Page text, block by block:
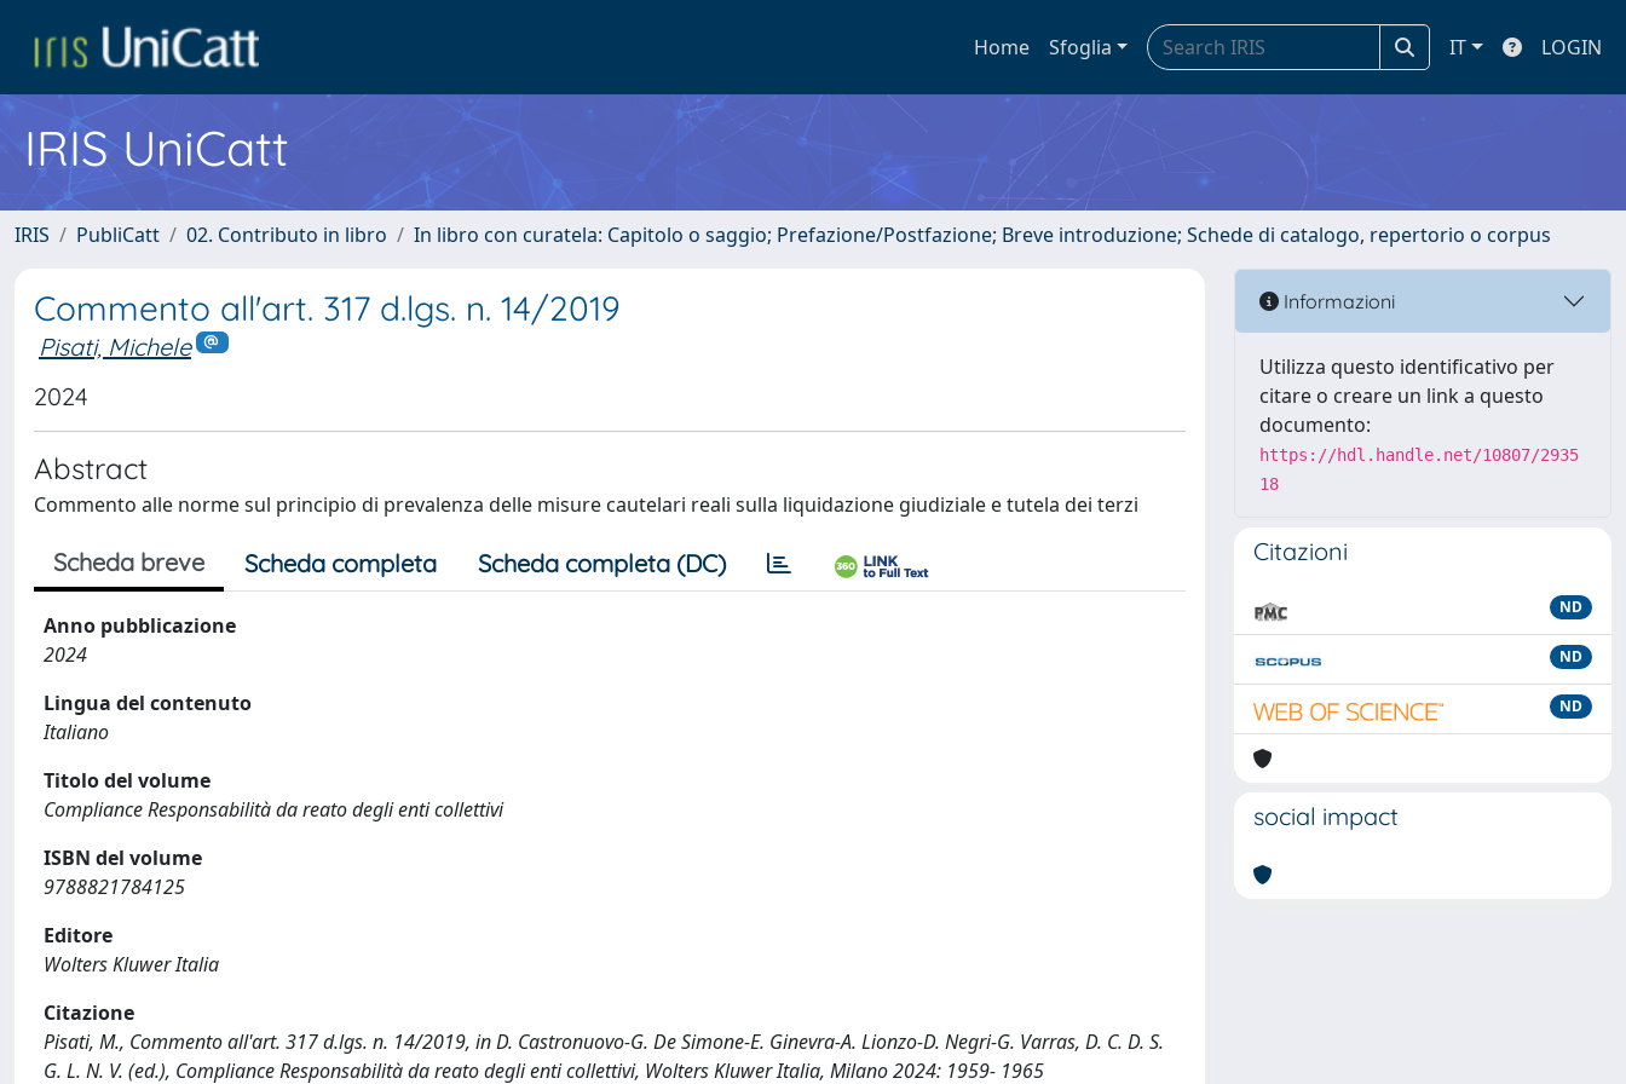
Home Sfoglia IT LOGIN
IRIS UniCatt
IRIS PubliCatt 02. Contributo in libro In libro con curatela: Capitolo o saggio; Prefazione/Postfazione; Breve introduzione; Schede di catalogo, repertorio o corpus
Commento all'art. 317 d.lgs. n. 14/2019
Pisati, Michele
2024
Abstract
Commento alle norme sul principio di prevalenza delle misure cautelari reali sulla liquidazione giudiziale e tutela dei terzi
Scheda breve Scheda completa Scheda completa (DC)
Anno pubblicazione
2024
Lingua del contenuto
Italiano
Titolo del volume
Compliance Responsabilità da reato degli enti collettivi
ISBN del volume
9788821784125
Editore
Wolters Kluwer Italia
Citazione
Pisati, M., Commento all'art. 317 d.lgs. n. 14/2019, in D. Castronuovo-G. De Simone-E. Ginevra-A. Lionzo-D. Negri-G. Varras, D. C. D. S.
G. L. N. V. (ed.), Compliance Responsabilità da reato degli enti collettivi, Wolters Kluwer Italia, Milano 2024: 1959- 1965
Informazioni
Utilizza questo identificativo per
citare o creare un link a questo
documento:
https://hdl.handle.net/10807/2935
18
Citazioni
ND
ND
ND
social impact